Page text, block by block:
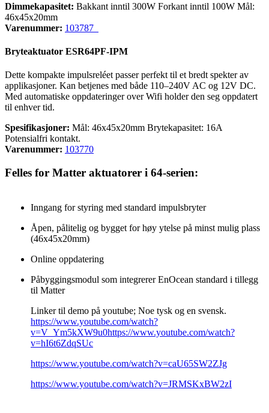
Dimmekapasitet: Bakkant inntil 300W Forkant inntil 100W Mål:
46x45x20mm
Varenummer: 103787
Bryteaktuator ESR64PF-IPM
Dette kompakte impulsreléet passer perfekt til et bredt spekter av
applikasjoner. Kan betjenes med både 110–240V AC og 12V DC.
Med automatiske oppdateringer over Wifi holder den seg oppdatert
til enhver tid.
Spesifikasjoner: Mål: 46x45x20mm Brytekapasitet: 16A
Potensialfri kontakt.
Varenummer: 103770
Felles for Matter aktuatorer i 64-serien:
Inngang for styring med standard impulsbryter
Åpen, pålitelig og bygget for høy ytelse på minst mulig plass
(46x45x20mm)
Online oppdatering
Påbyggingsmodul som integrerer EnOcean standard i tillegg
til Matter
Linker til demo på youtube; Noe tysk og en svensk.
https://www.youtube.com/watch?
v=V_Ym5kXW9u0https://www.youtube.com/watch?
v=hI6t6ZdqSUc
https://www.youtube.com/watch?v=caU65SW2ZJg
https://www.youtube.com/watch?v=JRMSKxBW2zI